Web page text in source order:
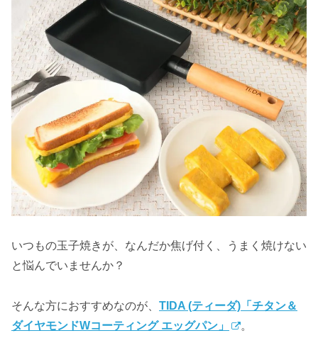
いつもの玉子焼きが、なんだか焦げ付く、うまく焼けない
と悩んでいませんか？
そんな方におすすめなのが、 TIDA (ティーダ)「チタン＆
ダイヤモンドWコーティング エッグパン」
。